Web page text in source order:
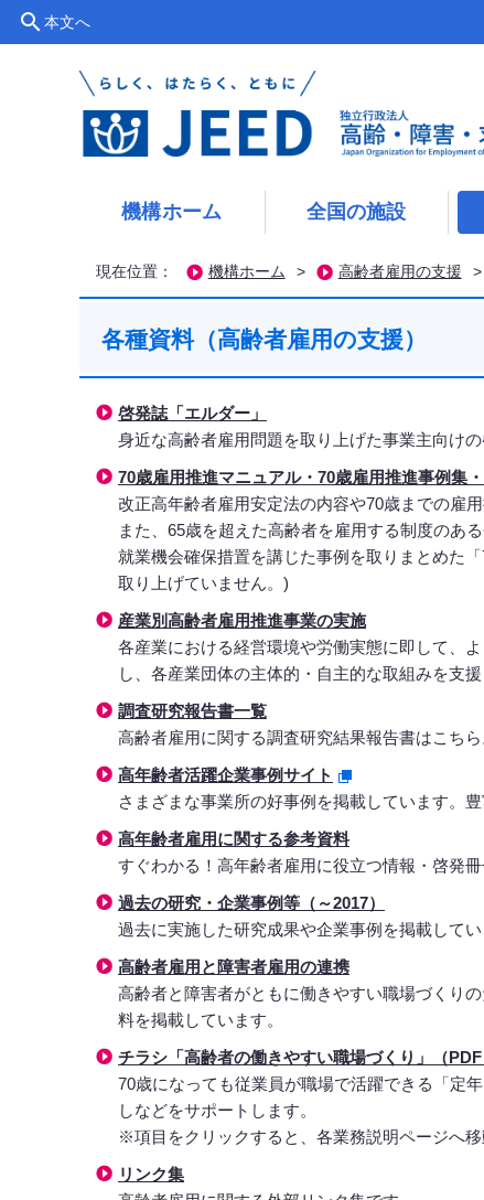
search本文へ
機構ホーム 全国の施設
現在位置： 機構ホーム > 高齢者雇用の支援 >
各種資料（高齢者雇用の支援）
啓発誌「エルダー」
身近な高齢者雇用問題を取り上げた事業主向け
70歳雇用推進マニュアル・70歳雇用推進事例集
改正高年齢者雇用安定法の内容や70歳までの雇
また、65歳を超えた高齢者を雇用する制度のあ
就業機会確保措置を講じた事例を取りまとめた
取り上げていません。)
産業別高齢者雇用推進事業の実施
各産業における経営環境や労働実態に即して、
し、各産業団体の主体的・自主的な取組みを支援
調査研究報告書一覧
高齢者雇用に関する調査研究結果報告書はこちら
高年齢者活躍企業事例サイト
さまざまな事業所の好事例を掲載しています。
高年齢者雇用に関する参考資料
すぐわかる！高年齢者雇用に役立つ情報・啓発冊
過去の研究・企業事例等（～2017）
過去に実施した研究成果や企業事例を掲載してい
高齢者雇用と障害者雇用の連携
高齢者と障害者がともに働きやすい職場づくり
料を掲載しています。
チラシ「高齢者の働きやすい職場づくり」（PDF
70歳になっても従業員が職場で活躍できる「定
しなどをサポートします。
※項目をクリックすると、各業務説明ページへ
リンク集